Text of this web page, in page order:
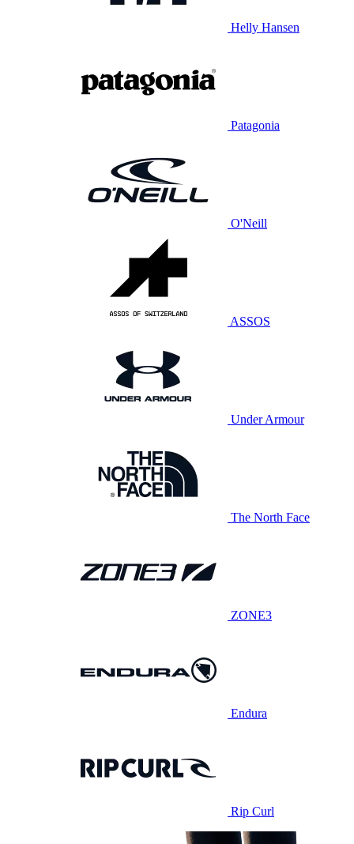
Helly Hansen
Patagonia
O'Neill
ASSOS
Under Armour
The North Face
ZONE3
Endura
Rip Curl